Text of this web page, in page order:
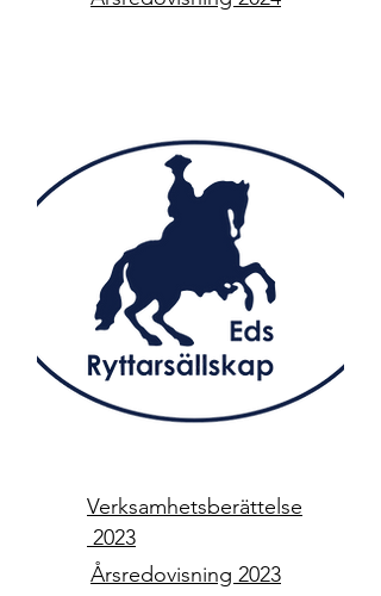
Verksamhetsberättelse
2023
Årsredovisning 2023